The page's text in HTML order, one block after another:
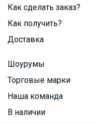
Как сделать заказ?
Как получить?
Доставка
Шоурумы
Торговые марки
Наша команда
В наличии